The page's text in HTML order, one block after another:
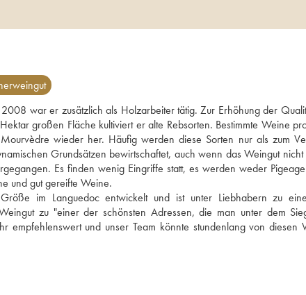
war er zusätzlich als Holzarbeiter tätig. Zur Erhöhung der
großen Fläche kultiviert er alte Rebsorten. Bestimmte Weine
wieder her. Häufig werden diese Sorten nur als zum
Grundsätzen bewirtschaftet, auch wenn das Weingut
Es finden wenig Eingriffe statt, es werden weder
und gut gereifte Weine.
im Languedoc entwickelt und ist unter Liebhabern zu
zu "einer der schönsten Adressen, die man unter dem
empfehlenswert und unser Team könnte stundenlang von diesen